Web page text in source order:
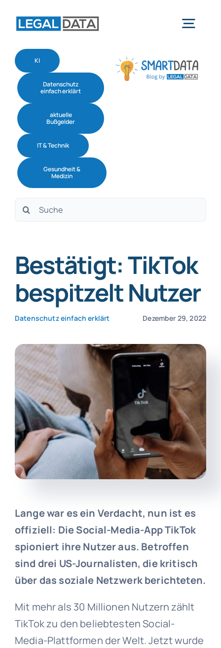
Home
Services
Software
Jetzt absichern
KI
Datenschutz
einfach erklärt
aktuelle
Bußgelder
IT & Technik
Gesundheit &
Medizin
Suche
Bestätigt: TikTok
bespitzelt Nutzer
Datenschutz einfach erklärt Dezember 29, 2022
Lange war es ein Verdacht, nun ist es
offiziell: Die Social-Media-App TikTok
spioniert ihre Nutzer aus. Betroffen
sind drei US-Journalisten, die kritisch
über das soziale Netzwerk berichteten.
Mit mehr als 30 Millionen Nutzern zählt
TikTok zu den beliebtesten Social-
Media-Plattformen der Welt. Jetzt wurde